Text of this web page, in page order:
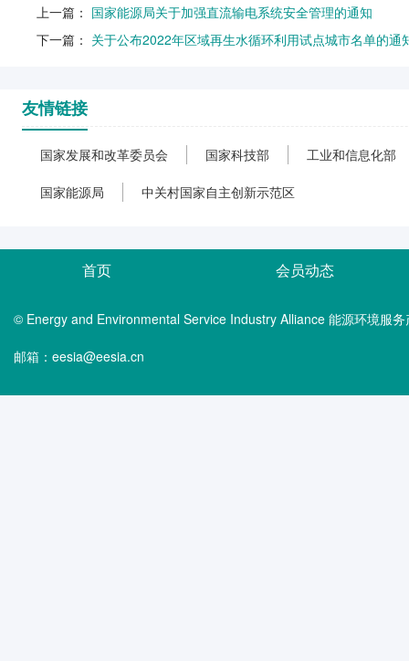
上一篇： 国家能源局关于加强直流输电系统安全管理的通知
下一篇： 关于公布2022年区域再生水循环利用试点城市名单的通
友情链接
国家发展和改革委员会 国家科技部 工业和信息化部
国家能源局 中关村国家自主创新示范区
首页 会员动态
© Energy and Environmental Service Industry Alliance 能源环境服
邮箱：eesia@eesia.cn